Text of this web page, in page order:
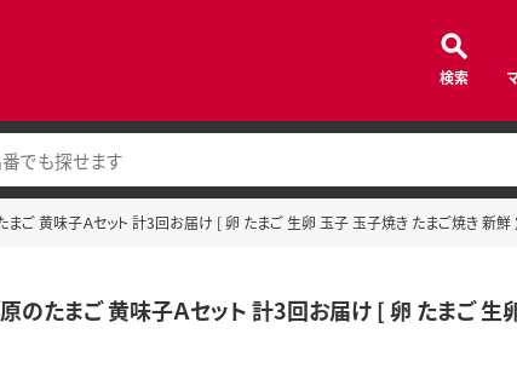
検索
まご 黄味子Ａセット 計3回お届け [ 卵 たまご 生卵 玉子 玉子焼き たまご焼き 新
のたまご 黄味子Ａセット 計3回お届け [ 卵 たまご